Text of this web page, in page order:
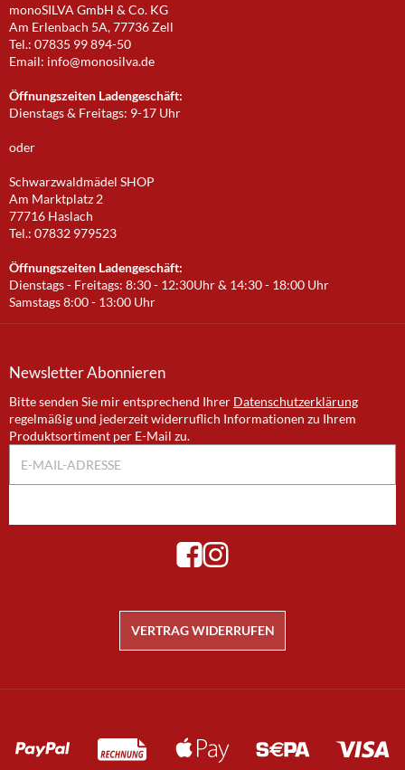
monoSILVA GmbH & Co. KG
Am Erlenbach 5A, 77736 Zell
Tel.: 07835 99 894-50
Email: info@monosilva.de
Öffnungszeiten Ladengeschäft:
Dienstags & Freitags: 9-17 Uhr
oder
Schwarzwaldmädel SHOP
Am Marktplatz 2
77716 Haslach
Tel.: 07832 979523
Öffnungszeiten Ladengeschäft:
Dienstags - Freitags: 8:30 - 12:30Uhr & 14:30 - 18:00 Uhr
Samstags 8:00 - 13:00 Uhr
NewsletterAbonnieren
Bitte senden Sie mir entsprechend Ihrer Datenschutzerklärung
regelmäßig und jederzeit widerruflich Informationen zu Ihrem
Produktsortiment per E-Mail zu.
VERTRAG WIDERRUFEN
Zahlungsmethoden